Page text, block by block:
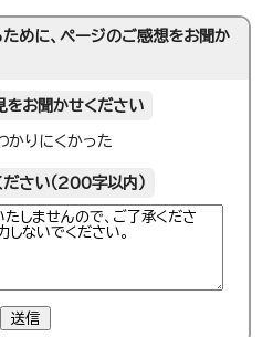
ために、ページのご感想をお聞か
をお聞かせください
かりにくかった
さい（200字以内）
送信